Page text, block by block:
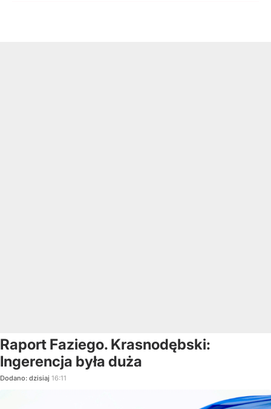
Raport Faziego. Krasnodębski:
Ingerencja była duża
Dodano: dzisiaj 16:11